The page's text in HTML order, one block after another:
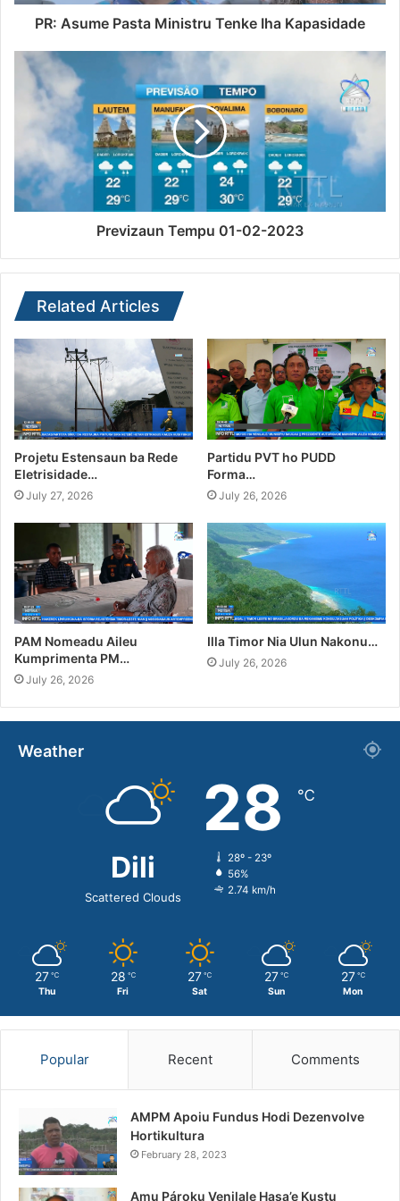
PR: Asume Pasta Ministru Tenke Iha Kapasidade
Previzaun Tempu 01-02-2023
Related Articles
Projetu Estensaun ba Rede
Eletrisidade…
July 27, 2026
Partidu PVT ho PUDD
Forma…
July 26, 2026
PAM Nomeadu Aileu
Kumprimenta PM…
July 26, 2026
Illa Timor Nia Ulun Nakonu…
July 26, 2026
Weather
Dili
Scattered Clouds
28 ℃
28º - 23º
56%
2.74 km/h
27 ℃
Thu
28 ℃
Fri
27 ℃
Sat
27 ℃
Sun
27 ℃
Mon
Popular Recent Comments
AMPM Apoiu Fundus Hodi Dezenvolve
Hortikultura
February 28, 2023
Amu Pároku Venilale Hasa’e Kustu